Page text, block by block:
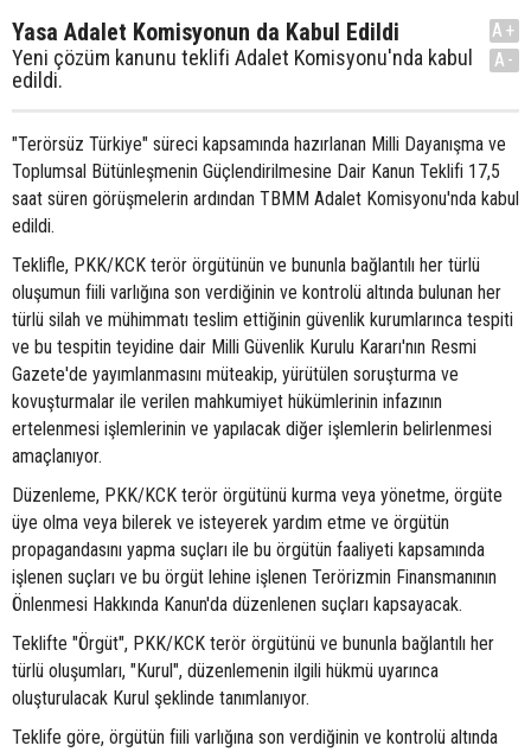
Yasa Adalet Komisyonun da Kabul Edildi
Yeni çözüm kanunu teklifi Adalet Komisyonu'nda kabul
edildi.
A+
A-
"Terörsüz Türkiye" süreci kapsamında hazırlanan Milli Dayanışma ve
Toplumsal Bütünleşmenin Güçlendirilmesine Dair Kanun Teklifi 17,5
saat süren görüşmelerin ardından TBMM Adalet Komisyonu'nda kabul
edildi.
Teklifle, PKK/KCK terör örgütünün ve bununla bağlantılı her türlü
oluşumun fiili varlığına son verdiğinin ve kontrolü altında bulunan her
türlü silah ve mühimmatı teslim ettiğinin güvenlik kurumlarınca tespiti
ve bu tespitin teyidine dair Milli Güvenlik Kurulu Kararı'nın Resmi
Gazete'de yayımlanmasını müteakip, yürütülen soruşturma ve
kovuşturmalar ile verilen mahkumiyet hükümlerinin infazının
ertelenmesi işlemlerinin ve yapılacak diğer işlemlerin belirlenmesi
amaçlanıyor.
Düzenleme, PKK/KCK terör örgütünü kurma veya yönetme, örgüte
üye olma veya bilerek ve isteyerek yardım etme ve örgütün
propagandasını yapma suçları ile bu örgütün faaliyeti kapsamında
işlenen suçları ve bu örgüt lehine işlenen Terörizmin Finansmanının
Önlenmesi Hakkında Kanun'da düzenlenen suçları kapsayacak.
Teklifte "Örgüt", PKK/KCK terör örgütünü ve bununla bağlantılı her
türlü oluşumları, "Kurul", düzenlemenin ilgili hükmü uyarınca
oluşturulacak Kurul şeklinde tanımlanıyor.
Teklife göre, örgütün fiili varlığına son verdiğinin ve kontrolü altında